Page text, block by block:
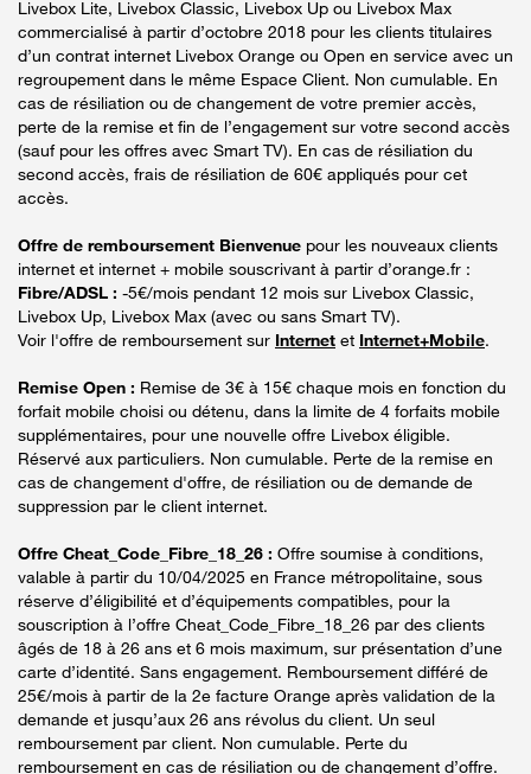
Livebox Lite, Livebox Classic, Livebox Up ou Livebox Max
commercialisé à partir d’octobre 2018 pour les clients titulaires
d’un contrat internet Livebox Orange ou Open en service avec un
regroupement dans le même Espace Client. Non cumulable. En
cas de résiliation ou de changement de votre premier accès,
perte de la remise et fin de l’engagement sur votre second accès
(sauf pour les offres avec Smart TV). En cas de résiliation du
second accès, frais de résiliation de 60€ appliqués pour cet
accès.
Offre de remboursement Bienvenue pour les nouveaux clients
internet et internet + mobile souscrivant à partir d’orange.fr :
Fibre/ADSL : -5€/mois pendant 12 mois sur Livebox Classic,
Livebox Up, Livebox Max (avec ou sans Smart TV).
Voir l'offre de remboursement sur Internet et Internet+Mobile.
Remise Open : Remise de 3€ à 15€ chaque mois en fonction du
forfait mobile choisi ou détenu, dans la limite de 4 forfaits mobile
supplémentaires, pour une nouvelle offre Livebox éligible.
Réservé aux particuliers. Non cumulable. Perte de la remise en
cas de changement d'offre, de résiliation ou de demande de
suppression par le client internet.
Offre Cheat_Code_Fibre_18_26 : Offre soumise à conditions,
valable à partir du 10/04/2025 en France métropolitaine, sous
réserve d’éligibilité et d’équipements compatibles, pour la
souscription à l’offre Cheat_Code_Fibre_18_26 par des clients
âgés de 18 à 26 ans et 6 mois maximum, sur présentation d’une
carte d’identité. Sans engagement. Remboursement différé de
25€/mois à partir de la 2e facture Orange après validation de la
demande et jusqu’aux 26 ans révolus du client. Un seul
remboursement par client. Non cumulable. Perte du
remboursement en cas de résiliation ou de changement d’offre.